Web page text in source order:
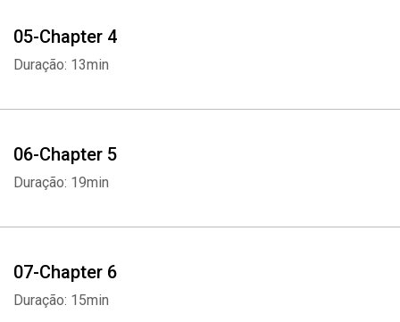
05-Chapter 4
Duração: 13min
06-Chapter 5
Duração: 19min
07-Chapter 6
Duração: 15min